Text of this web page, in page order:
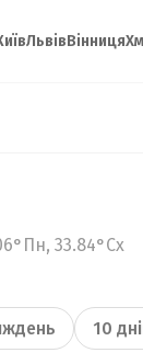
ЛьвівВінниця
33.84°Сх
10